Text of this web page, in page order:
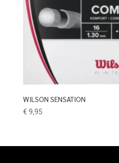
WILSON SENSATION
€ 9,95